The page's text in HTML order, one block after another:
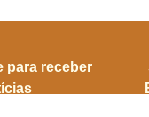
para receber